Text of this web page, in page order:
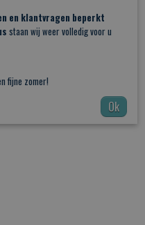
en klantvragen beperkt
staan wij weer volledig voor u
fijne zomer!
Ok